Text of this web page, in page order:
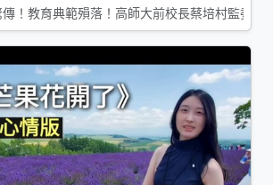
傳！教育典範殞落！高師大前校長蔡培村監委